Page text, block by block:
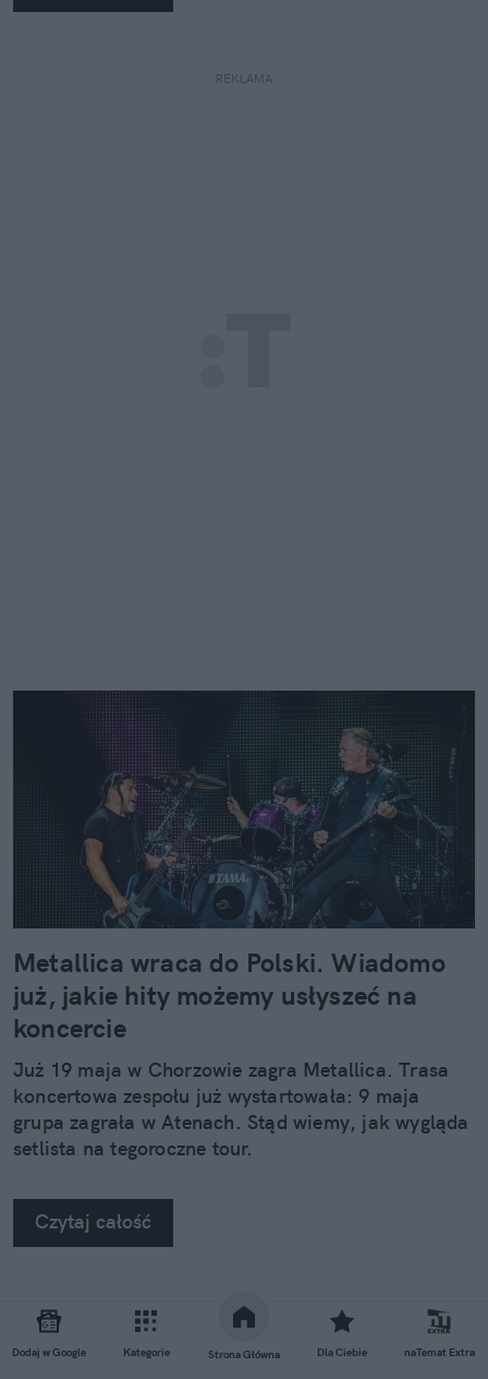
Dodaj w Google Kategorie Strona Główna Dla Ciebie naTemat Extra
REKLAMA
Metallica wraca do Polski. Wiadomo
już, jakie hity możemy usłyszeć na
koncercie
Już 19 maja w Chorzowie zagra Metallica. Trasa
koncertowa zespołu już wystartowała: 9 maja
grupa zagrała w Atenach. Stąd wiemy, jak wygląda
setlista na tegoroczne tour.
Czytaj całość
REKLAMA